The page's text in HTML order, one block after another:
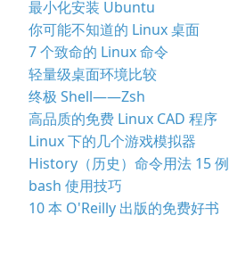
最小化安装 Ubuntu
你可能不知道的 Linux 桌面
7 个致命的 Linux 命令
轻量级桌面环境比较
终极 Shell——Zsh
高品质的免费 Linux CAD 程序
Linux 下的几个游戏模拟器
History（历史）命令用法 15 例
bash 使用技巧
10 本 O'Reilly 出版的免费好书